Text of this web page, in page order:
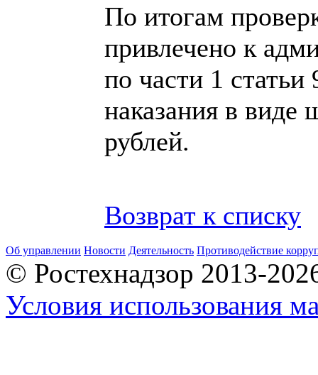
По итогам
привлечено к
по части 1
наказания в виде
рублей.
Возврат к списку
Об управлении Новости Деятельность Противодействие
© Ростехнадзор 2013-
Условия использования